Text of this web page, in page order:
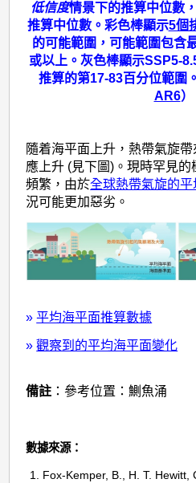
低信度情景下的推算中位數
推算中位數。彩色棒顯示5個
的可能範圍，可能範圍包含
或以上。灰色棒顯示SSP5-
推算的第17-83百分位範圍
AR6）
隨着海平面上升，熱帶氣旋
應上升 (見下圖)。現時罕見
頻繁，由於全球熱帶氣旋的
況可能更加惡劣。
» 平均海平面推算數據
» 觀察到的平均海平面變化
備註 ：參考位置：鰂魚涌
數據來源：
Fox-Kemper, B., H. T. Hewitt,